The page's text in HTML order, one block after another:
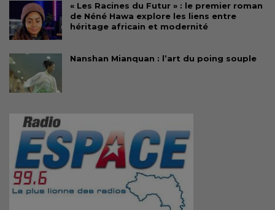
« Les Racines du Futur » : le premier roman
de Néné Hawa explore les liens entre
héritage africain et modernité
Nanshan Mianquan : l’art du poing souple